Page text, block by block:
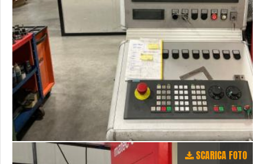
SCARICA FOTO